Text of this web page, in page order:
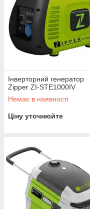
Інверторний генератор
Zipper ZI-STE1000IV
Немає в наявності
Ціну уточнюйте